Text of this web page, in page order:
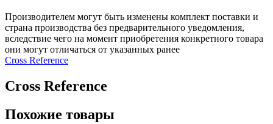
Производителем могут быть изменены комплект поставки и
страна производства без предварительного уведомления,
вследствие чего на момент приобретения конкретного товара
они могут отличаться от указанных ранее
Сross Reference
Сross Reference
Похожие товары